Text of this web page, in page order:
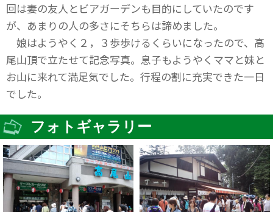
回は妻の友人とビアガーデンも目的にしていたのです
が、あまりの人の多さにそちらは諦めました。
娘はようやく２，３歩歩けるくらいになったので、高
尾山頂で立たせて記念写真。息子もようやくママと妹と
お山に来れて満足気でした。行程の割に充実できた一日
でした。
フォトギャラリー